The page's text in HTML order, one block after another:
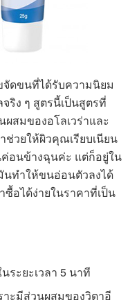
จัดขนที่ได้รับความนิยม
ริง ๆ สูตรนี้เป็นสูตรที่
สมของอโลเวร่าและ
วยให้ผิวคุณเรียบเนียน
ค่อนข้างฉุนค่ะ แต่ก็อยู่ใน
นทำให้ขนอ่อนตัวลงได้
ซื้อได้ง่ายในราคาที่เป็น
ระยะเวลา 5 นาที
าะมีส่วนผสมของวิตาอี